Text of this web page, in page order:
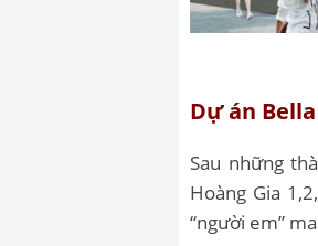
Dự án
Sau những
Hoàng Gia
“người em”